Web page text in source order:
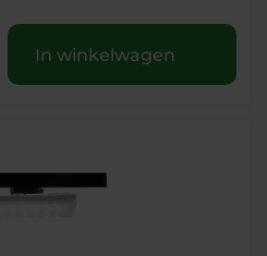
In winkelwagen